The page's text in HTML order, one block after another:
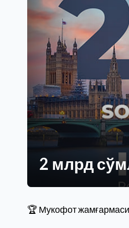
2 млрд
🏆 Мукофот